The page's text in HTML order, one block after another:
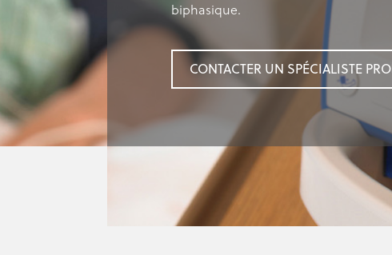
biphasique.
CONTACTER UN SPÉCIALISTE